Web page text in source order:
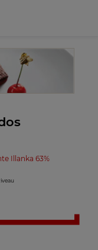
nostri prodotti online
Illanka 63%